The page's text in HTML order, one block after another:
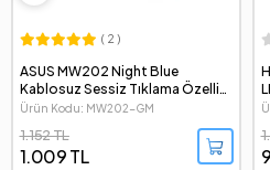
( 2 )
ASUS MW202 Night Blue
Kablosuz Sessiz Tıklama Özellikli
Mouse
Ürün Kodu: MW202-GM
1.009 TL
1.152 TL